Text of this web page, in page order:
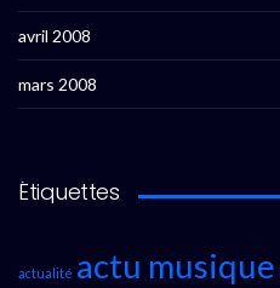
avril 2008
mars 2008
Étiquettes
actualité actu musique